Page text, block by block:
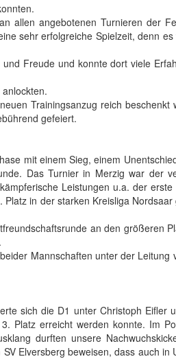
allen angebotenen Turnieren der
sehr erfolgreiche Spielzeit, denn es
Freude und konnte dort viele
Trainingsanzug reich beschenkt
gefeiert.
mit einem Sieg, einem
Das Turnier in Merzig war der
Leistungen u.a. der erste
in der starken Kreisliga Nordsaar
an den größeren
Mannschaften unter der Leitung
sich die D1 unter Christoph Eifler
Platz erreicht werden konnte. Im
durften unsere
Elversberg beweisen, dass auch in